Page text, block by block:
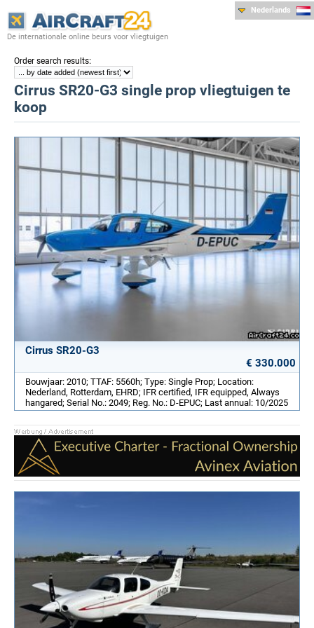
De internationale online beurs voor vliegtuigen
Nederlands
Order search results:
Cirrus SR20-G3 single prop vliegtuigen te
koop
Cirrus SR20-G3
€ 330.000
Bouwjaar: 2010; TTAF: 5560h; Type: Single Prop; Location:
Nederland, Rotterdam, EHRD; IFR certified, IFR equipped, Always
hangared; Serial No.: 2049; Reg. No.: D-EPUC; Last annual: 10/2025